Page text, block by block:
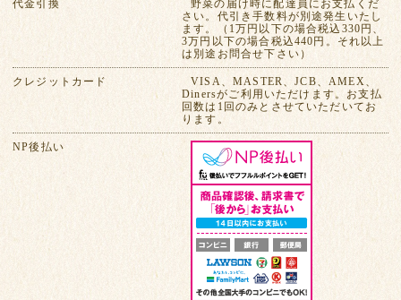
代金引換
野菜の届け時に配達員にお支払くだ
さい。代引き手数料が別途発生いたし
ます。（1万円以下の場合税込330円、
3万円以下の場合税込440円。それ以上
は別途お問合せ下さい）
クレジットカード
VISA、MASTER、JCB、AMEX、
Dinersがご利用いただけます。お支払
回数は1回のみとさせていただいてお
ります。
NP後払い